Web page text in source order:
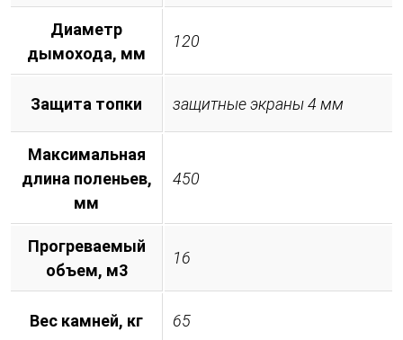
Диаметр
дымохода, мм
120
Защита топки защитные экраны 4 мм
Максимальная
длина поленьев,
мм
450
Прогреваемый
объем, м3
16
Вес камней, кг 65